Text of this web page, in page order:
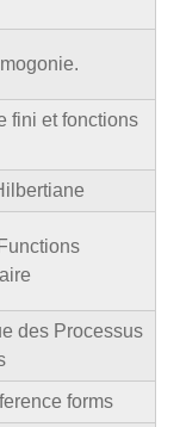
fini et fonctions
des Processus
forms